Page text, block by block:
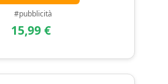
#pubblicità
15,99 €